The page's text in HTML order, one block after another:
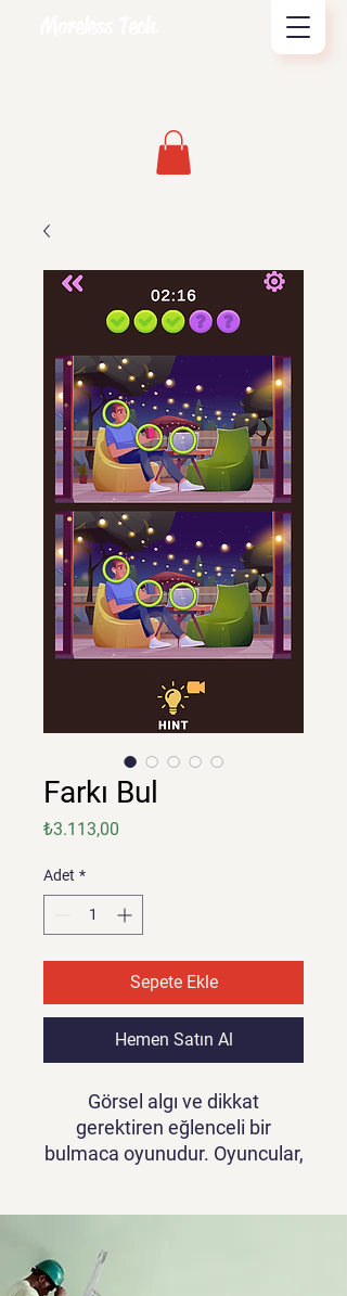
Farkı Bul
₺3.113,00
Adet *
Sepete Ekle
Hemen Satın Al
Görsel algı ve dikkat
gerektiren eğlenceli bir
bulmaca oyunudur. Oyuncular,
seviyede artan zorluklarla
karşılaşan oyuncular,